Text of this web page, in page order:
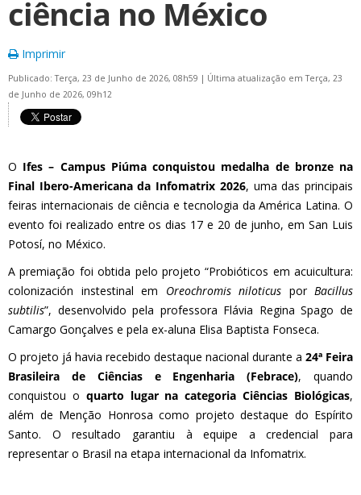
ciência no México
Imprimir
Publicado: Terça, 23 de Junho de 2026, 08h59 | Última atualização em Terça, 23
de Junho de 2026, 09h12
O Ifes – Campus Piúma conquistou medalha de bronze na
Final Ibero-Americana da Infomatrix 2026, uma das principais
feiras internacionais de ciência e tecnologia da América Latina. O
evento foi realizado entre os dias 17 e 20 de junho, em San Luis
Potosí, no México.
A premiação foi obtida pelo projeto “Probióticos em acuicultura:
colonización instestinal em Oreochromis niloticus por Bacillus
subtilis”, desenvolvido pela professora Flávia Regina Spago de
Camargo Gonçalves e pela ex-aluna Elisa Baptista Fonseca.
O projeto já havia recebido destaque nacional durante a 24ª Feira
Brasileira de Ciências e Engenharia (Febrace), quando
conquistou o quarto lugar na categoria Ciências Biológicas,
além de Menção Honrosa como projeto destaque do Espírito
Santo. O resultado garantiu à equipe a credencial para
representar o Brasil na etapa internacional da Infomatrix.